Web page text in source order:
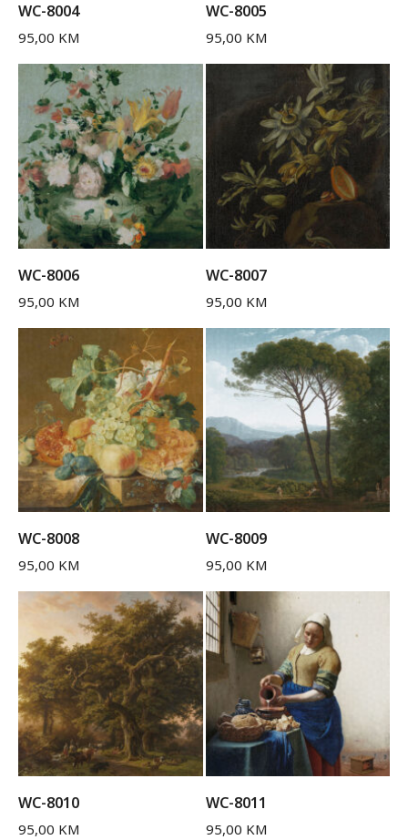
WC-8004
95,00 KM
WC-8005
95,00 KM
WC-8006
95,00 KM
WC-8007
95,00 KM
WC-8008
95,00 KM
WC-8009
95,00 KM
WC-8010
95,00 KM
WC-8011
95,00 KM